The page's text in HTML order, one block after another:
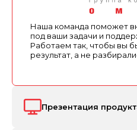
Наша команда поможет
под ваши задачи и
Работаем так, чтобы вы
результат, а не
Презентация